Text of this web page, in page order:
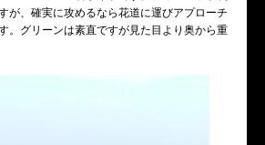
が、確実に攻めるなら花道に運びアプローチ
。グリーンは素直ですが見た目より奥から重